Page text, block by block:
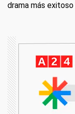
drama más exitoso